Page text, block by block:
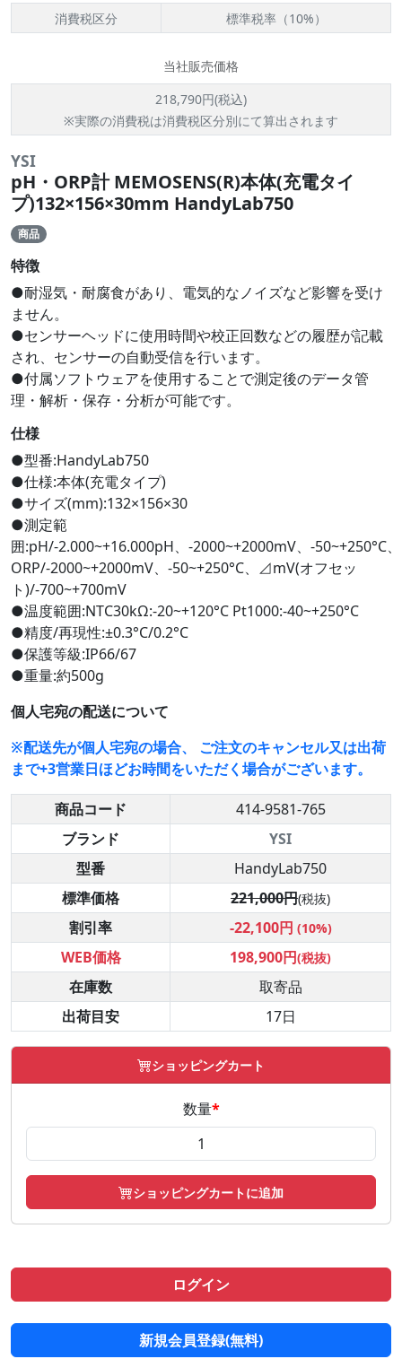
消費税区分
標準税率（10%）
当社販売価格
218,790円(税込)
※実際の消費税は消費税区分別にて算出されます
YSI
pH・ORP計 MEMOSENS(R)本体(充電タイ
プ)132×156×30mm HandyLab750
商品
特徴
●耐湿気・耐腐食があり、電気的なノイズなど影響を受け
ません。
●センサーヘッドに使用時間や校正回数などの履歴が記載
され、センサーの自動受信を行います。
●付属ソフトウェアを使用することで測定後のデータ管
理・解析・保存・分析が可能です。
仕様
●型番:HandyLab750
●仕様:本体(充電タイプ)
●サイズ(mm):132×156×30
●測定範
囲:pH/-2.000~+16.000pH、-2000~+2000mV、-50~+250°C、
ORP/-2000~+2000mV、-50~+250°C、⊿mV(オフセッ
ト)/-700~+700mV
●温度範囲:NTC30kΩ:-20~+120°C Pt1000:-40~+250°C
●精度/再現性:±0.3°C/0.2°C
●保護等級:IP66/67
●重量:約500g
個人宅宛の配送について
※配送先が個人宅宛の場合、 ご注文のキャンセル又は出荷
まで+3営業日ほどお時間をいただく場合がございます。
商品コード
414-9581-765
ブランド
YSI
型番
HandyLab750
標準価格
221,000円(税抜)
割引率 -22,100円 (10%)
WEB価格 198,900円(税抜)
在庫数
取寄品
出荷目安
17日
ショッピングカート
数量*
ショッピングカートに追加
ログイン
新規会員登録(無料)